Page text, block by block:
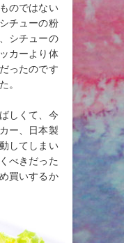
のではない
チューの粉
シチューの
カーより体
ったのです
。
しくて、今
ー、日本製
してしまい
べきだった
買いするか